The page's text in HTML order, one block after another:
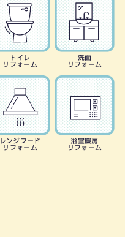
トイレ
リフォーム
洗面
リフォーム
レンジフード
リフォーム
浴室暖房
リフォーム